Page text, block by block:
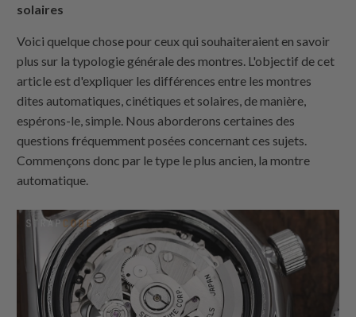
solaires
Voici quelque chose pour ceux qui souhaiteraient en savoir
plus sur la typologie générale des montres. L'objectif de cet
article est d'expliquer les différences entre les montres
dites automatiques, cinétiques et solaires, de manière,
espérons-le, simple. Nous aborderons certaines des
questions fréquemment posées concernant ces sujets.
Commençons donc par le type le plus ancien, la montre
automatique.